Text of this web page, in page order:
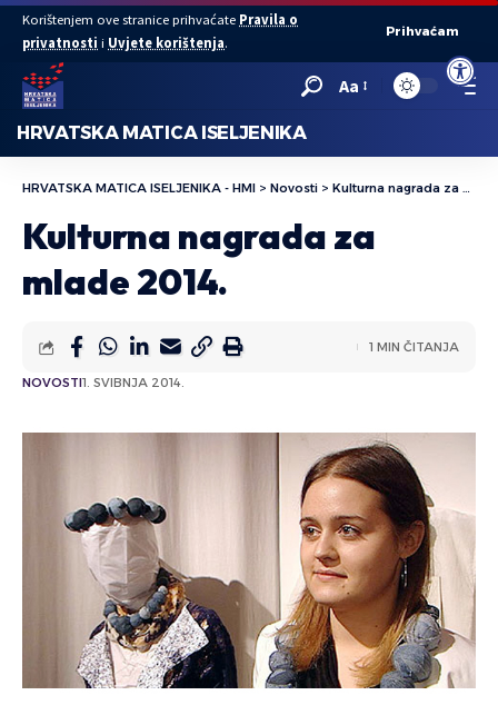
Open
Korištenjem ove stranice prihvaćate Pravila o
privatnosti i Uvjete korištenja.
Prihvaćam
Aa
HRVATSKA MATICA ISELJENIKA
HRVATSKA MATICA ISELJENIKA - HMI > Novosti > Kulturna nagrada za mlade 2014.
Kulturna nagrada za
mlade 2014.
NOVOSTI1. SVIBNJA 2014.
1 MIN ČITANJA